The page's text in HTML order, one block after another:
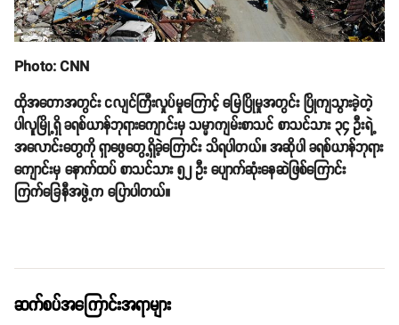
Photo: CNN
ထိုအတောအတွင်း ငလျင်ကြီးလှုပ်မှုကြောင့် မြေပြိုမှုအတွင်း ပြိုကျသွားခဲ့တဲ့
ပါလူမြို့ရှိ ခရစ်ယာန်ဘုရားကျောင်းမှ သမ္မာကျမ်းစာသင် စာသင်သား ၃၄ ဦးရဲ့
အလောင်းတွေကို ရှာဖွေတွေ့ရှိခဲ့ကြောင်း သိရပါတယ်။ အဆိုပါ ခရစ်ယာန်ဘုရား
ကျောင်းမှ နောက်ထပ် စာသင်သား ၅၂ ဦး ပျောက်ဆုံးနေဆဲဖြစ်ကြောင်း
ကြက်ခြေနီအဖွဲ့က ပြောပါတယ်။
ဆက်စပ်အကြောင်းအရာများ